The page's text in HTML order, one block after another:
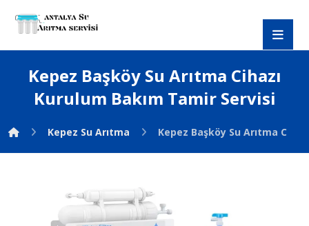
Kepez Başköy Su Arıtma Cihazı
Kurulum Bakım Tamir Servisi
Kepez Su Arıtma Kepez Başköy Su Arıtma